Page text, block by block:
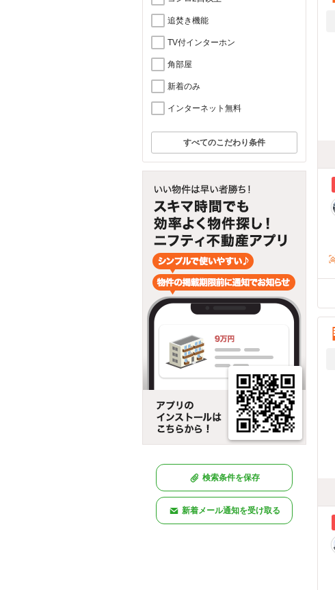
追焚き機能
TV付インターホン
角部屋
新着のみ
インターネット無料
すべてのこだわり条件
検索条件を保存
新着メール通知を受け取る